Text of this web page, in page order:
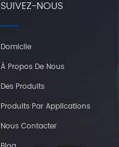
SUIVEZ-NOUS
Domicile
À Propos De Nous
Des Produits
Produits Par Applications
Nous Contacter